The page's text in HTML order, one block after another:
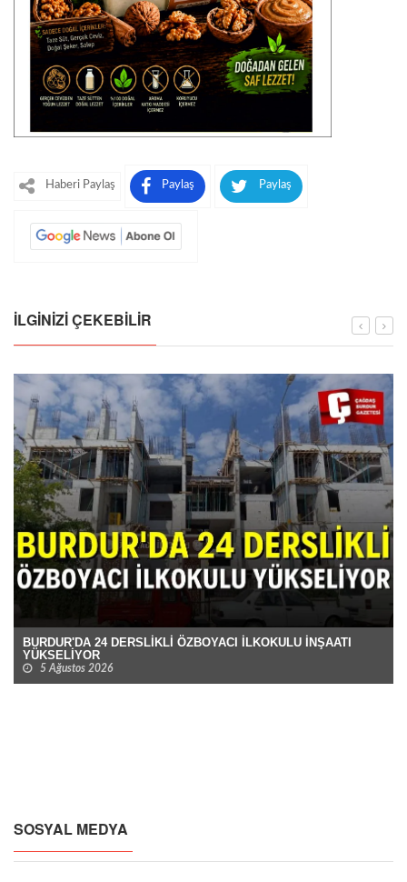
Haberi Paylaş Paylaş Paylaş
İLGINIZI ÇEKEBILIR
BURDUR'DA 24 DERSLİKLİ ÖZBOYACI İLKOKULU İNŞAATI
YÜKSELİYOR
5 Ağustos 2026
SOSYAL MEDYA